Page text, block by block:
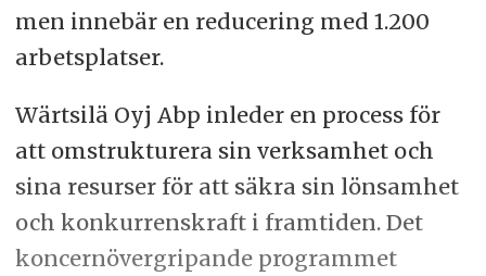
men innebär en reducering med 1.200
arbetsplatser.
Wärtsilä Oyj Abp inleder en process för
att omstrukturera sin verksamhet och
sina resurser för att säkra sin lönsamhet
och konkurrenskraft i framtiden. Det
koncernövergripande programmet